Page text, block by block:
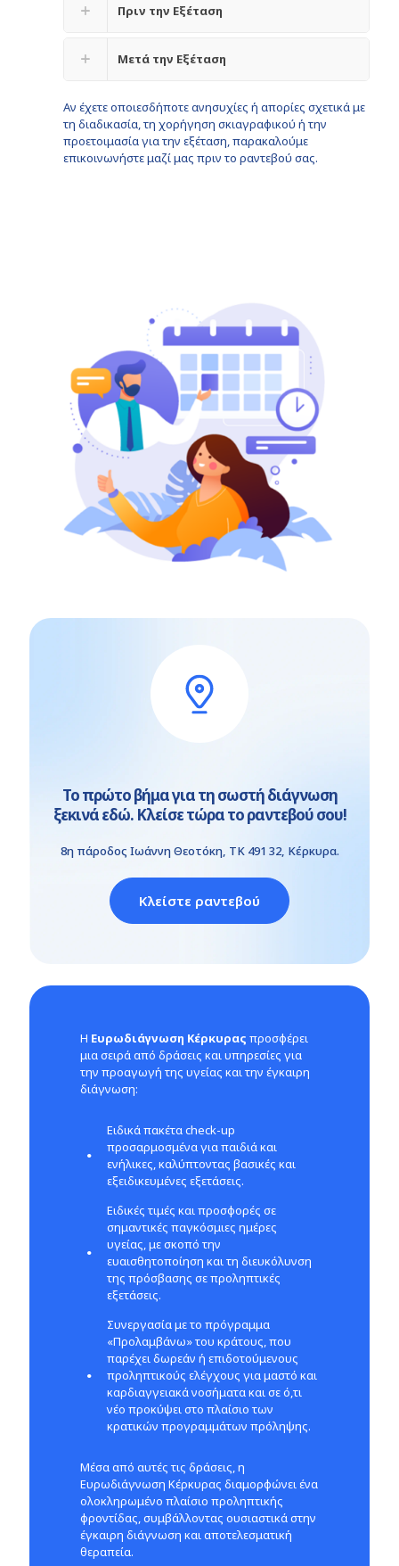
Πριν την Εξέταση
Μετά την Εξέταση
Αν έχετε οποιεσδήποτε ανησυχίες ή απορίες σχετικά με
τη διαδικασία, τη χορήγηση σκιαγραφικού ή την
προετοιμασία για την εξέταση, παρακαλούμε
επικοινωνήστε μαζί μας πριν το ραντεβού σας.
Το πρώτο βήμα για τη σωστή διάγνωση
ξεκινά εδώ. Κλείσε τώρα το ραντεβού σου!
8η πάροδος Ιωάννη Θεοτόκη, ΤΚ 491 32, Κέρκυρα.
Κλείστε ραντεβού
Η Ευρωδιάγνωση Κέρκυρας προσφέρει
μια σειρά από δράσεις και υπηρεσίες για
την προαγωγή της υγείας και την έγκαιρη
διάγνωση:
Ειδικά πακέτα check-up
προσαρμοσμένα για παιδιά και
ενήλικες, καλύπτοντας βασικές και
εξειδικευμένες εξετάσεις.
Ειδικές τιμές και προσφορές σε
σημαντικές παγκόσμιες ημέρες
υγείας, με σκοπό την
ευαισθητοποίηση και τη διευκόλυνση
της πρόσβασης σε προληπτικές
εξετάσεις.
Συνεργασία με το πρόγραμμα
«Προλαμβάνω» του κράτους, που
παρέχει δωρεάν ή επιδοτούμενους
προληπτικούς ελέγχους για μαστό και
καρδιαγγειακά νοσήματα και σε ό,τι
νέο προκύψει στο πλαίσιο των
κρατικών προγραμμάτων πρόληψης.
Μέσα από αυτές τις δράσεις, η
Ευρωδιάγνωση Κέρκυρας διαμορφώνει ένα
ολοκληρωμένο πλαίσιο προληπτικής
φροντίδας, συμβάλλοντας ουσιαστικά στην
έγκαιρη διάγνωση και αποτελεσματική
θεραπεία.